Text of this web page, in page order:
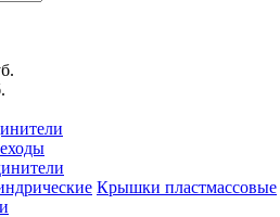
Крышки пластмассовые